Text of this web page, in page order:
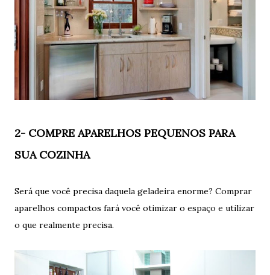
2- COMPRE APARELHOS PEQUENOS PARA
SUA COZINHA
Será que você precisa daquela geladeira enorme? Comprar
aparelhos compactos fará você otimizar o espaço e utilizar
o que realmente precisa.